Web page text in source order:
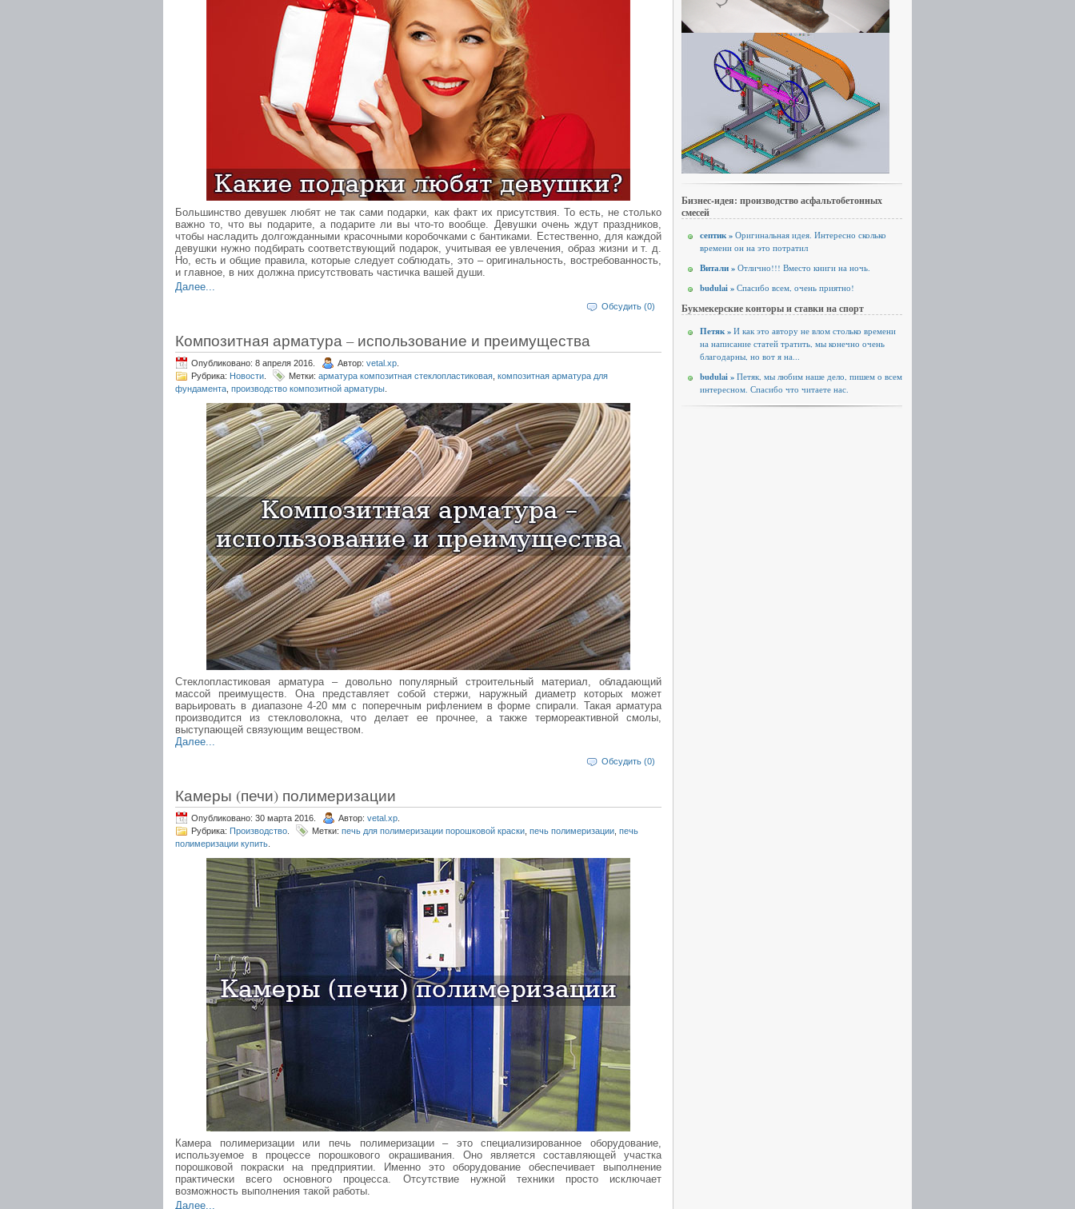
Большинство девушек любят не так сами подарки, как факт их присутствия. То есть, не столько
важно то, что вы подарите, а подарите ли вы что-то вообще. Девушки очень ждут праздников,
чтобы насладить долгожданными красочными коробочками с бантиками. Естественно, для каждой
девушки нужно подбирать соответствующий подарок, учитывая ее увлечения, образ жизни и т. д.
Но, есть и общие правила, которые следует соблюдать, это – оригинальность, востребованность,
и главное, в них должна присутствовать частичка вашей души.
Далее...
Обсудить (0)
Композитная арматура – использование и преимущества
Опубликовано: 8 апреля 2016. Автор: vetal.xp
Рубрика: Новости Метки: арматура композитная стеклопластиковая композитная арматура для
фундамента производство композитной арматуры
Стеклопластиковая арматура – довольно популярный строительный материал, обладающий
массой преимуществ. Она представляет собой стержи, наружный диаметр которых может
варьировать в диапазоне 4-20 мм с поперечным рифлением в форме спирали. Такая арматура
производится из стекловолокна, что делает ее прочнее, а также термореактивной смолы,
выступающей связующим веществом.
Далее...
Обсудить (0)
Камеры (печи) полимеризации
Опубликовано: 30 марта 2016. Автор: vetal.xp
Рубрика: Производство Метки: печь для полимеризации порошковой краски печь полимеризации печь
полимеризации купить
Камера полимеризации или печь полимеризации – это специализированное оборудование,
используемое в процессе порошкового окрашивания. Оно является составляющей участка
порошковой покраски на предприятии. Именно это оборудование обеспечивает выполнение
практически всего основного процесса. Отсутствие нужной техники просто исключает
возможность выполнения такой работы.
Далее...
Бизнес-идея: производство асфальтобетонных
смесей
септик » Оригинальная идея. Интересно сколько
времени он на это потратил
Витали » Отлично!!! Вместо книги на ночь.
budulai » Спасибо всем, очень приятно!
Букмекерские конторы и ставки на спорт
Петяк » И как это автору не влом столько времени
на написание статей тратить, мы конечно очень
благодарны, но вот я на...
budulai » Петяк, мы любим наше дело, пишем о всем
интересном. Спасибо что читаете нас.